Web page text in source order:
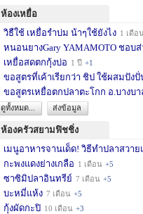
ห้องเหยื่อ
วิธืใช้ เหยื่อรำบ่ม น้าๆใช้ยังไง 1 เดือ
หนอนยางGary YAMAMOTO ชอบส่วน
เหยื่อสดตกกุ้งบ่อ 1 ปี +1
ขอสูตรที่เค้าเรียกว่า ชิป ใช้ผสมปัง
ขอสูตรเหยื่อตกปลาตะโกก อ.บางบ
ดูทั้งหมด...
ส่งข้อมูล
ห้องครัวสยามฟิชชิ่ง
เมนูอาหารจานเด็ด! วิธีทำปลาสวาย
กะพงแดงย่างเกลือ 1 เดือน +5
ซาซิมิปลาอินทรีย์ 7 เดือน +5
บะหมี่แห้ง 7 เดือน +5
กุ้งผัดกะปิ 10 เดือน +3